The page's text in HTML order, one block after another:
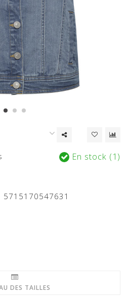
En stock (1)
5715170547631
DES TAILLES